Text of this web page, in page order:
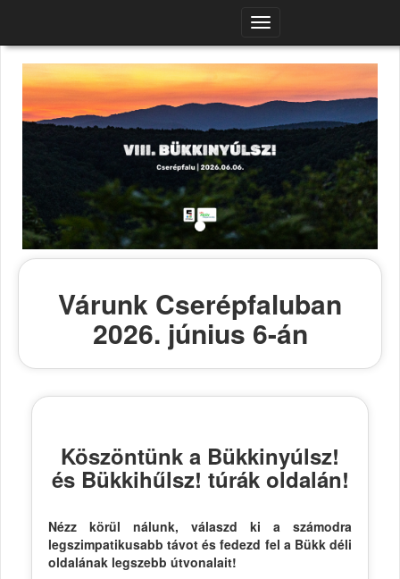
Navigációs
menü
Várunk Cserépfaluban
2026. június 6-án
Köszöntünk a Bükkinyúlsz!
és Bükkihűlsz! túrák oldalán!
Nézz körül nálunk, válaszd ki a számodra
legszimpatikusabb távot és fedezd fel a Bükk déli
oldalának legszebb útvonalait!